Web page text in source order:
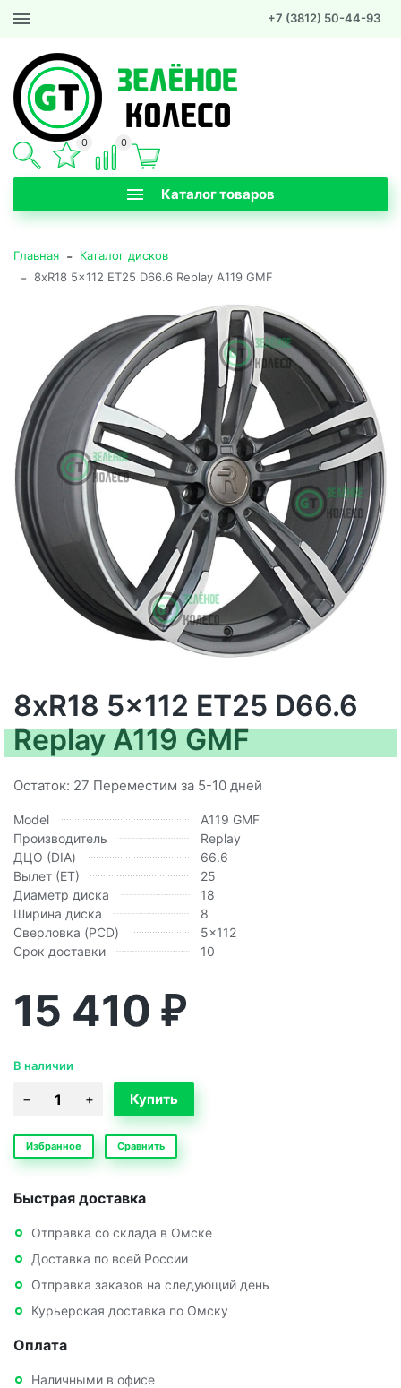
+7 (3812) 50-44-93
Каталог товаров
0 0
Главная - Каталог дисков
- 8xR18 5x112 ET25 D66.6 Replay A119 GMF
8xR18 5x112 ET25 D66.6
Replay A119 GMF
Остаток: 27 Переместим за 5-10 дней
Model
A119 GMF
Производитель
Replay
ДЦО (DIA)
66.6
Вылет (ЕТ)
25
Диаметр диска
18
Ширина диска
8
Сверловка (PCD)
5x112
Срок доставки
10
15 410 ₽
В наличии
Избранное Сравнить
Быстрая доставка
Отправка со склада в Омске
Доставка по всей России
Отправка заказов на следующий день
Курьерская доставка по Омску
Оплата
Наличными в офисе